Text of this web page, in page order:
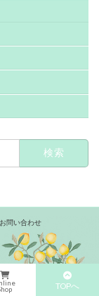
お問い合わせ
TOPへ